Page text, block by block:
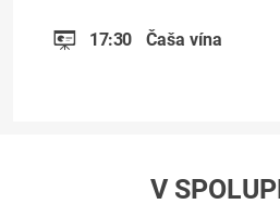
17:30 Čaša vína
V